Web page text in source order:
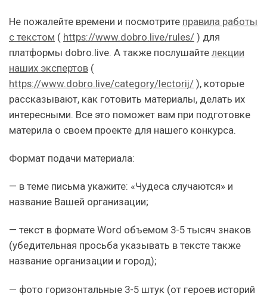
Не пожалейте времени и посмотрите правила работы
с текстом ( https://www.dobro.live/rules/ ) для
платформы dobro.live. А также послушайте лекции
наших экспертов (
https://www.dobro.live/category/lectorij/ ), которые
рассказывают, как готовить материалы, делать их
интересными. Все это поможет вам при подготовке
материла о своем проекте для нашего конкурса.
Формат подачи материала:
— в теме письма укажите: «Чудеса случаются» и
название Вашей организации;
— текст в формате Word объемом 3-5 тысяч знаков
(убедительная просьба указывать в тексте также
название организации и город);
— фото горизонтальные 3-5 штук (от героев историй